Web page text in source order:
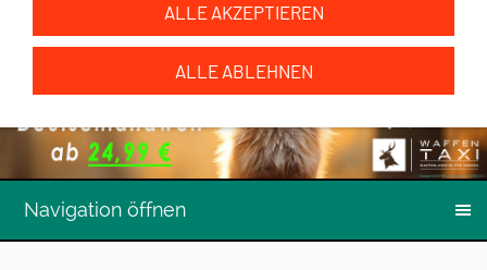
Navigation öffnen
ALLE AKZEPTIEREN
ALLE ABLEHNEN